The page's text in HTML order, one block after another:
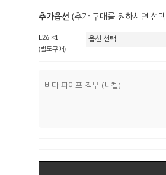
추가옵션 (추가 구매를 원하시면 선
E26 ×1
(별도구매)
비다 파이프 직부 (니켈)